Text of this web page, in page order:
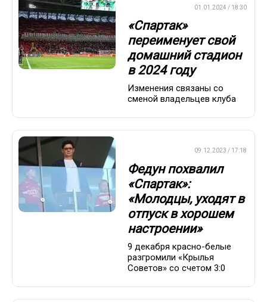
01.01.2024 / 18:30
«Спартак»
переименует свой
домашний стадион
в 2024 году
Изменения связаны со
сменой владельцев клуба
09.12.2023 / 17:18
Федун похвалил
«Спартак»:
«Молодцы, уходят в
отпуск в хорошем
настроении»
9 декабря красно-белые
разгромили «Крылья
Советов» со счетом 3:0